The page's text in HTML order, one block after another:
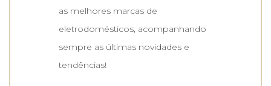
as melhores marcas de
eletrodomésticos, acompanhando
sempre as últimas novidades e
tendências!